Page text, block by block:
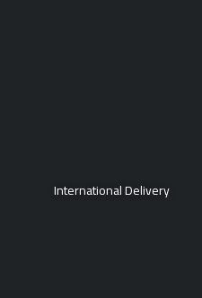
International Delivery